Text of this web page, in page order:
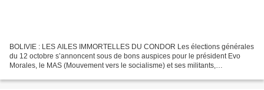
BOLIVIE : LES AILES IMMORTELLES DU CONDOR Les élections générales
du 12 octobre s’annoncent sous de bons auspices pour le président Evo
Morales, le MAS (Mouvement vers le socialisme) et ses militants,